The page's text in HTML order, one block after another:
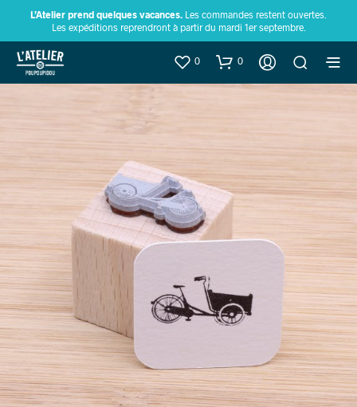
L’Atelier prend quelques vacances. Les commandes restent ouvertes.
Les expéditions reprendront à partir du mardi 1er septembre.
0 0